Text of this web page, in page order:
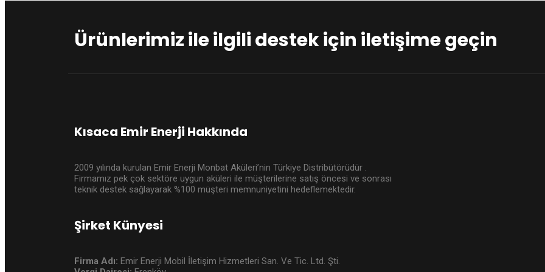
Ürünlerimiz ile ilgili destek için iletişime geçin
Kısaca Emir Enerji Hakkında
2009 yılında kurulan Emir Enerji Monbat Aküleri’nin Türkiye Distribütörüdür .
Firmamız pek çok sektöre uygun aküleri ile müşterilerine satış öncesi ve sonrası
teknik destek sağlayarak %100 müşteri memnuniyetini hedeflemektedir.
Şirket Künyesi
Firma Adı: Emir Enerji Mobil İletişim Hizmetleri San. Ve Tic. Ltd. Şti.